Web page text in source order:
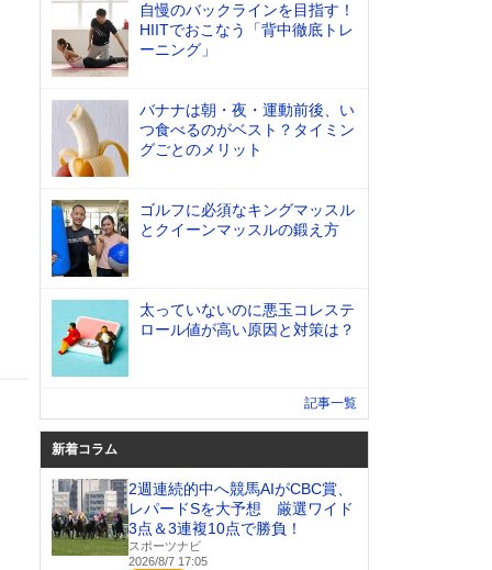
自慢のバックラインを目指す！
HIITでおこなう「背中徹底トレ
ーニング」
バナナは朝・夜・運動前後、い
つ食べるのがベスト？タイミン
グごとのメリット
ゴルフに必須なキングマッスル
とクイーンマッスルの鍛え方
太っていないのに悪玉コレステ
ロール値が高い原因と対策は？
記事一覧
新着コラム
2週連続的中へ競馬AIがCBC賞、
レパードSを大予想 厳選ワイド
3点＆3連複10点で勝負！
スポーツナビ
2026/8/7 17:05